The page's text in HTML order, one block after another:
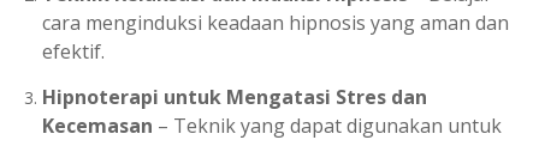
cara menginduksi keadaan hipnosis yang aman dan
efektif.
Hipnoterapi untuk Mengatasi Stres dan
Kecemasan – Teknik yang dapat digunakan untuk